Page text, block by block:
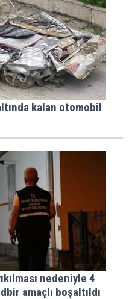
kalan otomobil
nedeniyle 4
amaçlı boşaltıldı